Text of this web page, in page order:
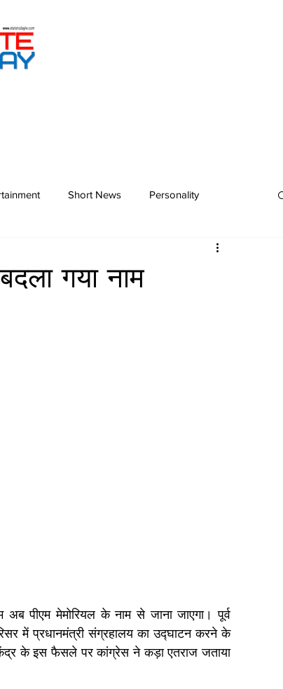
Short News Personality
गया नाम
पीएम मेमोरियल के नाम से जाना जाएगा। पूर्व
में प्रधानमंत्री संग्रहालय का उद्घाटन करने के
के इस फैसले पर कांग्रेस ने कड़ा एतराज जताया